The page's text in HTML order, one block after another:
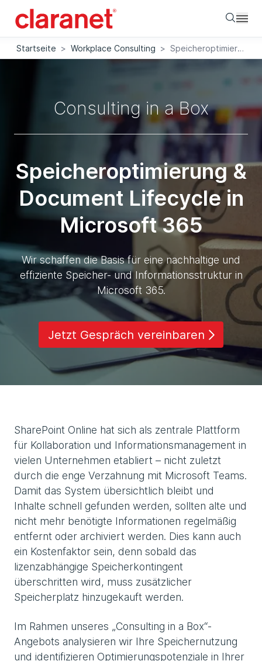
Startseite > Workplace Consulting > Speicheroptimierung für SharePoint Online
Consulting in a Box
Speicheroptimierung &
Document Lifecycle in
Microsoft 365
Wir schaffen die Basis für eine nachhaltige und
effiziente Speicher- und Informationsstruktur in
Microsoft 365.
Jetzt Gespräch vereinbaren
SharePoint Online hat sich als zentrale Plattform
für Kollaboration und Informationsmanagement in
vielen Unternehmen etabliert – nicht zuletzt
durch die enge Verzahnung mit Microsoft Teams.
Damit das System übersichtlich bleibt und
Inhalte schnell gefunden werden, sollten alte und
nicht mehr benötigte Informationen regelmäßig
entfernt oder archiviert werden. Dies kann auch
ein Kostenfaktor sein, denn sobald das
lizenzabhängige Speicherkontingent
überschritten wird, muss zusätzlicher
Speicherplatz hinzugekauft werden.
Im Rahmen unseres „Consulting in a Box“-
Angebots analysieren wir Ihre Speichernutzung
und identifizieren Optimierungspotenziale in Ihrer